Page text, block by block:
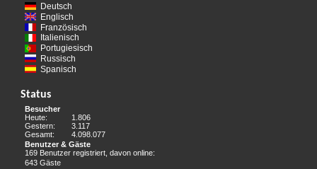
Deutsch
Englisch
Französisch
Italienisch
Portugiesisch
Russisch
Spanisch
Status
Besucher
Heute:
1.806
Gestern:
3.117
Gesamt:
4.098.077
Benutzer & Gäste
169 Benutzer registriert, davon online:
643 Gäste